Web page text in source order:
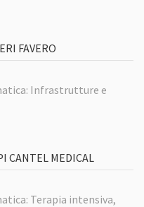
FAVERO
Infrastrutture e
CANTEL MEDICAL
Terapia intensiva,